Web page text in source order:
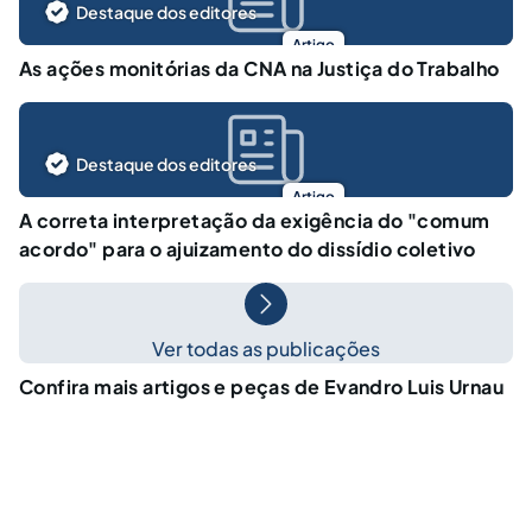
Artigo
Destaque dos editores
As ações monitórias da CNA na Justiça do Trabalho
Artigo
Destaque dos editores
A correta interpretação da exigência do "comum
acordo" para o ajuizamento do dissídio coletivo
Ver todas as publicações
Confira mais artigos e peças de Evandro Luis Urnau